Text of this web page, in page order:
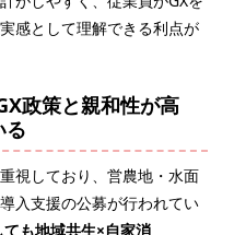
感として理解できる利点が
政策と親和性が高
る
視しており、営農地・水面
入支援の公募が行われてい
も地域共生×自家消